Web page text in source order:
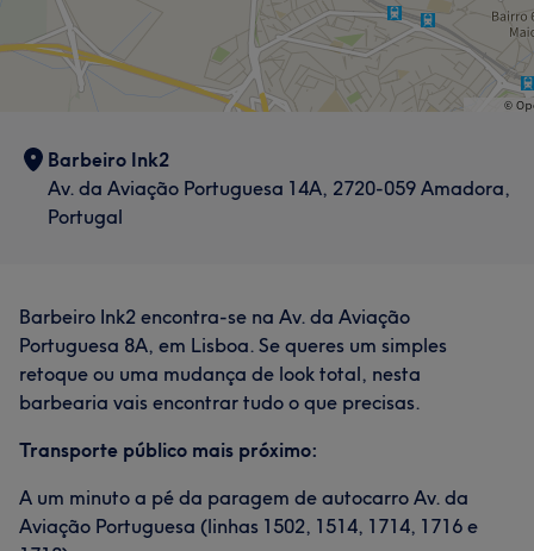
Barbeiro Ink2
Av. da Aviação Portuguesa 14A, 2720-059 Amadora,
Portugal
Barbeiro Ink2 encontra-se na Av. da Aviação
Portuguesa 8A, em Lisboa. Se queres um simples
retoque ou uma mudança de look total, nesta
barbearia vais encontrar tudo o que precisas.
Transporte público mais próximo:
A um minuto a pé da paragem de autocarro Av. da
Aviação Portuguesa (linhas 1502, 1514, 1714, 1716 e